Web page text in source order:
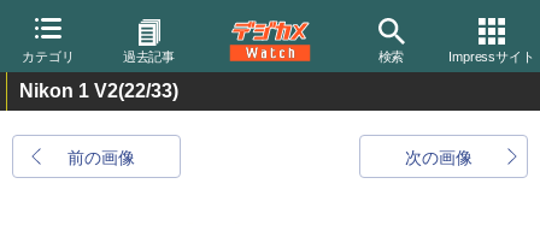
カテゴリ 過去記事 検索 Impressサイト
Nikon 1 V2(22/33)
前の画像 次の画像